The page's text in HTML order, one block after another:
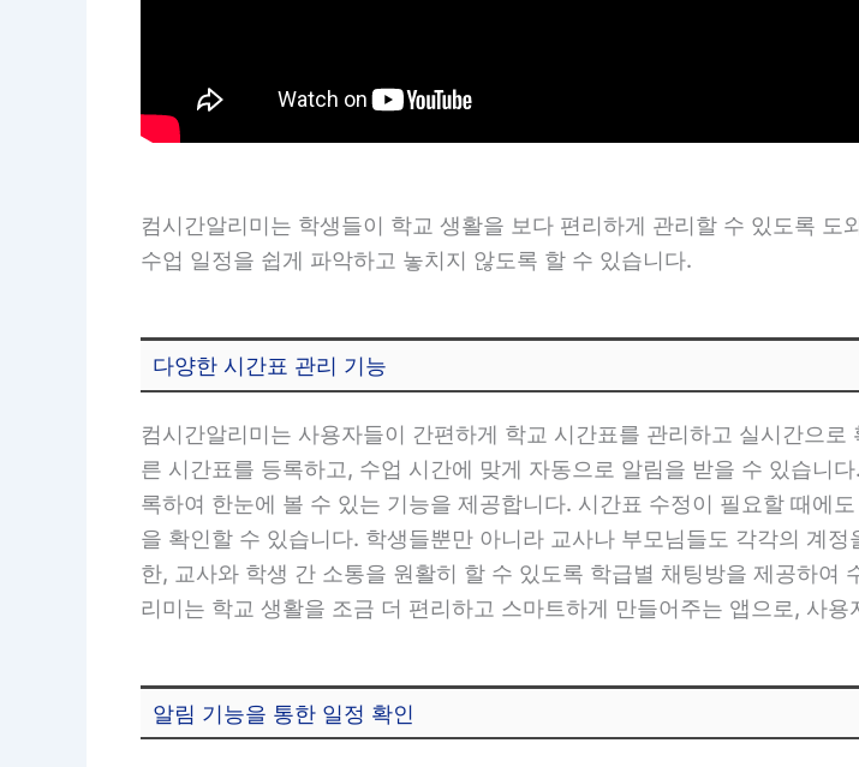
컴시간알리미는 학생들이 학교 생활을 보다 편리하게 관리할 수 있도록
수업 일정을 쉽게 파악하고 놓치지 않도록 할 수 있습니다.
다양한 시간표 관리 기능
컴시간알리미는 사용자들이 간편하게 학교 시간표를 관리하고 실시간으
른 시간표를 등록하고, 수업 시간에 맞게 자동으로 알림을 받을 수 있습니
록하여 한눈에 볼 수 있는 기능을 제공합니다. 시간표 수정이 필요할 때에
을 확인할 수 있습니다. 학생들뿐만 아니라 교사나 부모님들도 각각의 계
한, 교사와 학생 간 소통을 원활히 할 수 있도록 학급별 채팅방을 제공하
리미는 학교 생활을 조금 더 편리하고 스마트하게 만들어주는 앱으로, 사
알림 기능을 통한 일정 확인